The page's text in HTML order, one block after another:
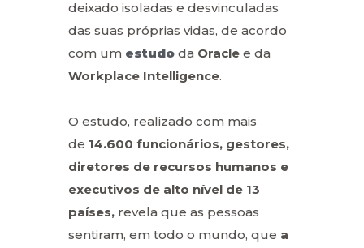
deixado isoladas e desvinculadas
das suas próprias vidas, de acordo
com um estudo da Oracle e da
Workplace Intelligence.
O estudo, realizado com mais
de 14.600 funcionários, gestores,
diretores de recursos humanos e
executivos de alto nível de 13
países, revela que as pessoas
sentiram, em todo o mundo, que a